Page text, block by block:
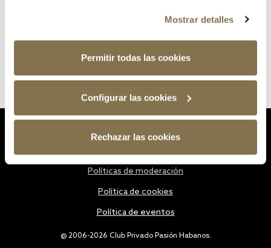
Mostrar detalles
Permitir todas las cookies
Configurar las cookies
Rechazar las cookies
@ 2006-2026 Club Privado Pasión Habanos.
Políticas de moderación
Política de cookies
Política de eventos